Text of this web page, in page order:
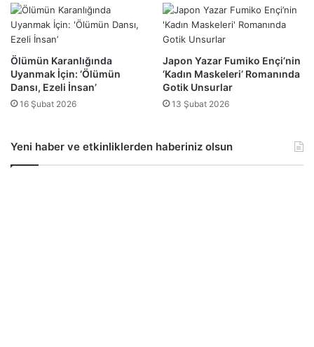
Ölümün Karanlığında
Uyanmak İçin: ‘Ölümün
Dansı, Ezeli İnsan’
16 Şubat 2026
Japon Yazar Fumiko Ençi’nin
‘Kadın Maskeleri’ Romanında
Gotik Unsurlar
13 Şubat 2026
Yeni haber ve etkinliklerden haberiniz olsun